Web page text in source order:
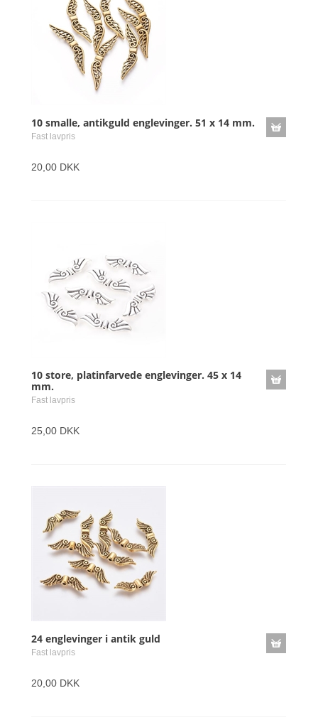
10 smalle, antikguld englevinger. 51 x 14 mm.
Fast lavpris
20,00 DKK
10 store, platinfarvede englevinger. 45 x 14
mm.
Fast lavpris
25,00 DKK
24 englevinger i antik guld
Fast lavpris
20,00 DKK